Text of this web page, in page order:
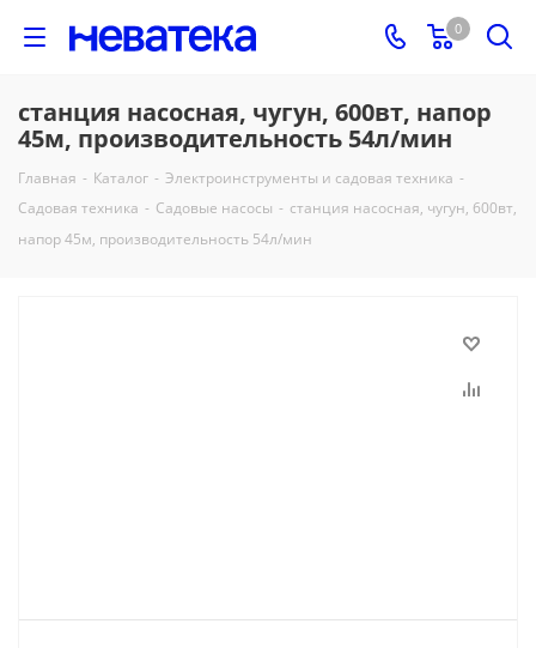
0
станция насосная, чугун, 600вт, напор
45м, производительность 54л/мин
Главная - Каталог - Электроинструменты и садовая техника -
Садовая техника - Садовые насосы - станция насосная, чугун, 600вт,
напор 45м, производительность 54л/мин